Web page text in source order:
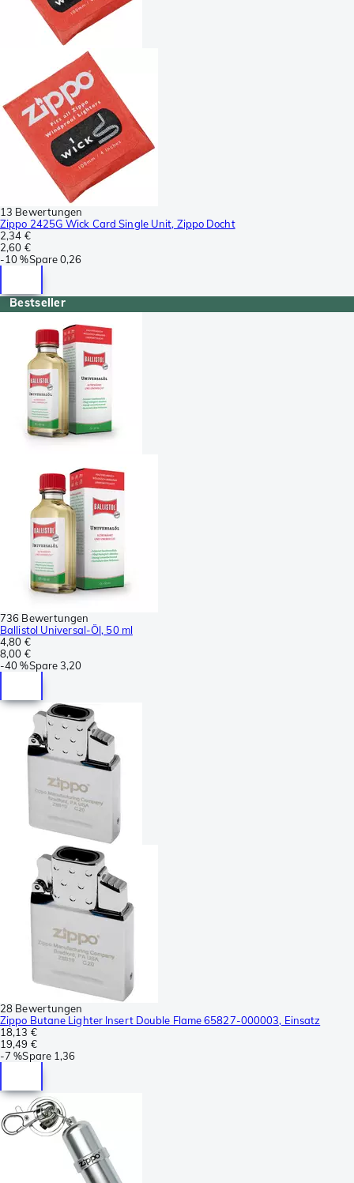
13 Bewertungen
Zippo 2425G Wick Card Single Unit, Zippo Docht
2,34 €
2,60 €
-10 %Spare0,26
Bestseller
736 Bewertungen
Ballistol Universal-Öl, 50 ml
4,80 €
8,00 €
-40 %Spare3,20
28 Bewertungen
Zippo Butane Lighter Insert Double Flame 65827-000003, Einsatz
18,13 €
19,49 €
-7 %Spare 1,36